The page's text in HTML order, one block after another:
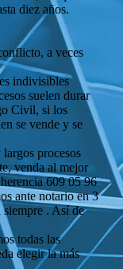
diez años.
a veces
indivisibles
suelen durar
Civil, si los
se vende y se
procesos
venda al mejor
609 05 96
ante notario en 3
siempre . Así de
todas las
elegir la más